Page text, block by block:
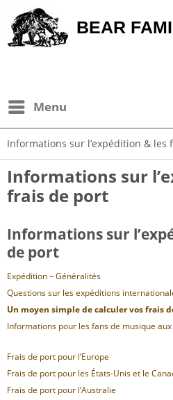
BEAR
Menu
Informations sur l’expédition & les
Informations sur
frais de port
Informations sur
de port
Expédition – Généralités
Questions sur les expéditions
Un moyen simple de calculer vos frais
Informations pour les fans de musique
Frais de port pour l’Europe
Frais de port pour les États-Unis et le
Frais de port pour l’Australie